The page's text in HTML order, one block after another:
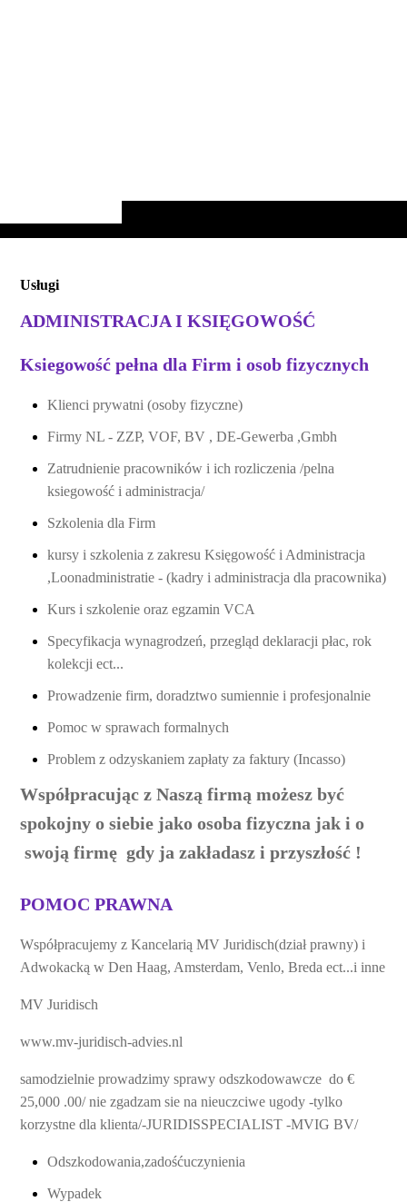
Usługi
ADMINISTRACJA I KSIĘGOWOŚĆ
Ksiegowośćpełna dla Firm i osob fizycznych
Klienci prywatni (osoby fizyczne)
Firmy NL - ZZP, VOF, BV , DE-Gewerba ,Gmbh
Zatrudnienie pracowników i ich rozliczenia /pelna
ksiegowość i administracja/
Szkolenia dla Firm
kursy i szkolenia z zakresuKsięgowość i Administracja
,Loonadministratie - (kadry i administracja dla pracownika)
Kurs i szkolenie oraz egzamin VCA
Specyfikacja wynagrodzeń, przegląd deklaracji płac, rok
kolekcji ect...
Prowadzenie firm, doradztwo sumiennie i profesjonalnie
Pomoc w sprawach formalnych
Problem z odzyskaniem zapłaty za faktury (Incasso)
Współpracując z Naszą firmą możesz być
spokojny o siebie jako osoba fizyczna jak i o
swoją firmę gdy jazakładasz i przyszłość !
POMOC PRAWNA
Współpracujemy z Kancelarią MV Juridisch(dział prawny) i
Adwokacką w Den Haag, Amsterdam, Venlo, Breda ect...i inne
MV Juridisch
www.mv-juridisch-advies.nl
samodzielnie prowadzimy sprawy odszkodowawcze do €
25,000 .00/ nie zgadzam sie na nieuczciwe ugody -tylko
korzystne dla klienta/-JURIDISSPECIALIST -MVIG BV/
Odszkodowania,zadośćuczynienia
Wypadek